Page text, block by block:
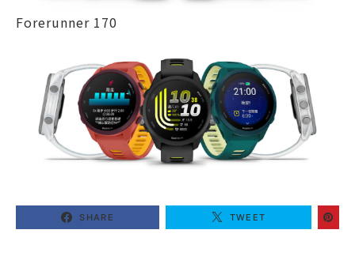
Forerunner 170
SHARE TWEET